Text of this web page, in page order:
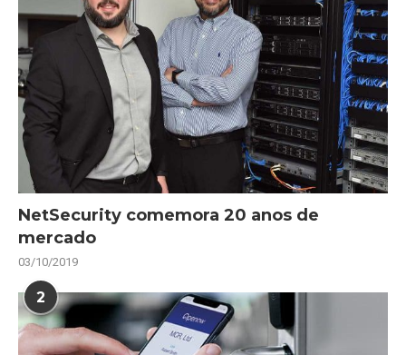
NetSecurity comemora 20 anos de
mercado
03/10/2019
2